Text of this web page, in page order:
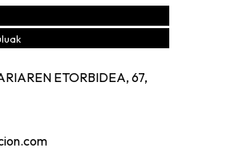
ETORBIDEA, 67,